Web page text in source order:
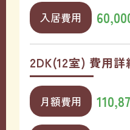
入居費用
2DK(12室) 費用詳
月額費用